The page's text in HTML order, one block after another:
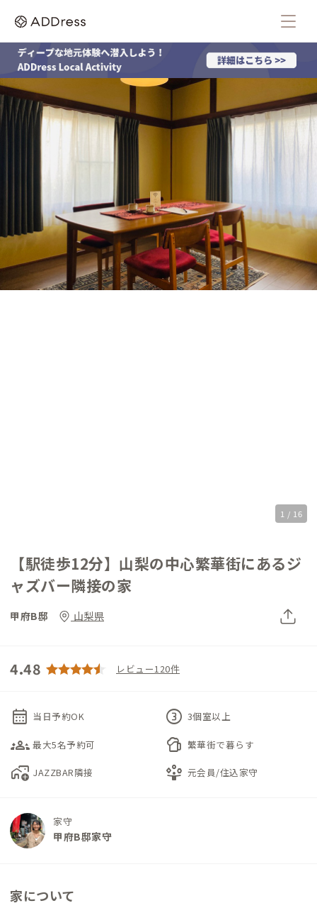
1 / 16
【駅徒歩12分】山梨の中心繁華街にあるジ
ャズバー隣接の家
甲府B邸 山梨県
4.48 レビュー120件
calendar_month 当日予約OK counter_3 3個室以上
groups_3 最大5名予約可 sports_bar 繁華街で暮らす
add_home_work JAZZBAR隣接 person_play 元会員/住込家守
家守
甲府B邸家守
家について